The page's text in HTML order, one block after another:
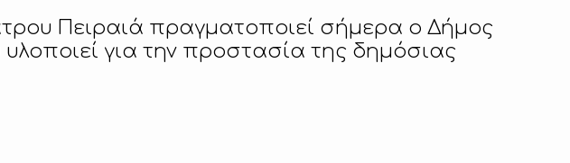
Πειραιά πραγματοποιεί σήμερα ο Δήμος
για την προστασία της δημόσιας